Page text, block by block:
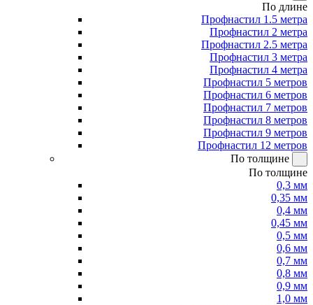
По длине
Профнастил 1.5 метра
Профнастил 2 метра
Профнастил 2.5 метра
Профнастил 3 метра
Профнастил 4 метра
Профнастил 5 метров
Профнастил 6 метров
Профнастил 7 метров
Профнастил 8 метров
Профнастил 9 метров
Профнастил 12 метров
По толщине
По толщине
0,3 мм
0,35 мм
0,4 мм
0,45 мм
0,5 мм
0,6 мм
0,7 мм
0,8 мм
0,9 мм
1,0 мм